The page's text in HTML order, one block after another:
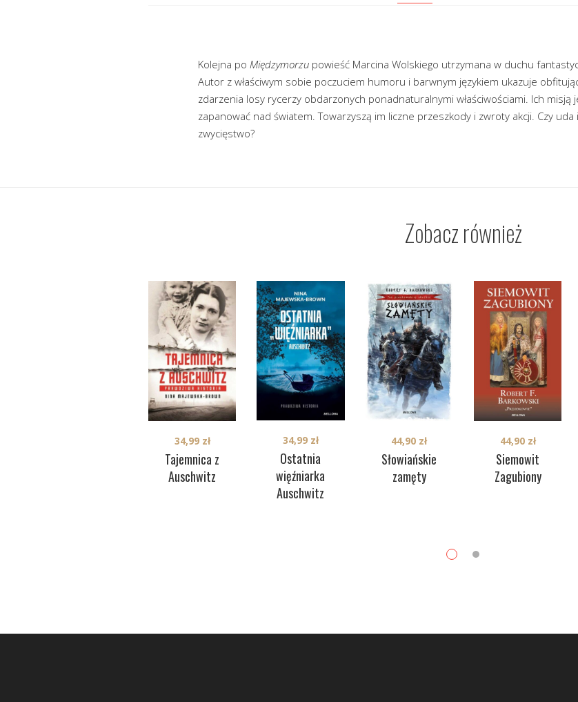
Kolejna po Międzymorzu powieść Marcina Wolskiego utrzymana w duchu
Autor z właściwym sobie poczuciem humoru i barwnym językiem ukazuje
zdarzenia losy rycerzy obdarzonych ponadnaturalnymi właściwościami. Ich misją
zapanować nad światem. Towarzyszą im liczne przeszkody i zwroty akcji. Czy
zwycięstwo?
Zobacz również
Tajemnica z
Auschwitz
34,99 zł
Ostatnia
więźniarka
Auschwitz
34,99 zł
Słowiańskie
zamęty
44,90 zł
Siemowit
Zagubiony
44,90 zł